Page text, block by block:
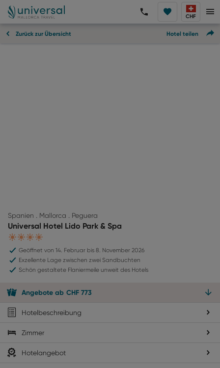
CHF
Zurück zur Übersicht Hotel teilen
Spanien . Mallorca . Peguera
Universal Hotel Lido Park & Spa
4
Geöffnet von 14. Februar bis 8. November 2026
Exzellente Lage zwischen zwei Sandbuchten
Schön gestaltete Flaniermeile unweit des Hotels
Angebote ab CHF 773
Hotelbeschreibung
Zimmer
Hotelangebot